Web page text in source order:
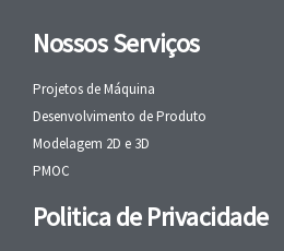
Nossos Serviços
Projetos de Máquina
Desenvolvimento de Produto
Modelagem 2D e 3D
PMOC
Politica de Privacidade